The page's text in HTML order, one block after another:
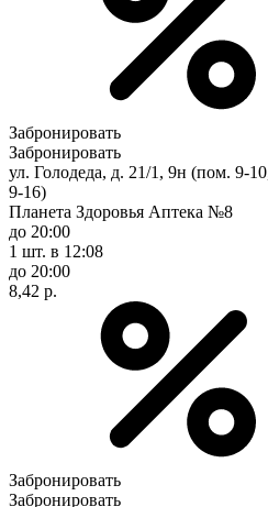
Забронировать
Забронировать
ул. Голодеда, д. 21/1, 9н (пом. 9-
9-16)
Планета Здоровья Аптека №8
до 20:00
1 шт. в 12:08
до 20:00
8,42 р.
Забронировать
Забронировать